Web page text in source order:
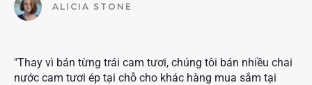
ALICIA STONE
"Thay vì bán từng trái cam tươi, chúng tôi bán nhiều chai
nước cam tươi ép tại chỗ cho khác hàng mua sắm tại